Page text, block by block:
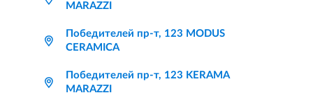
MARAZZI
Победителей пр-т, 123 MODUS
CERAMICA
Победителей пр-т, 123 KERAMA
MARAZZI